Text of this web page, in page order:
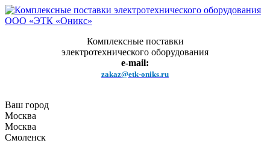
Комплексные поставки
электротехнического оборудования
e-mail:
zakaz@etk-oniks.ru
Ваш город
Москва
Москва
Смоленск